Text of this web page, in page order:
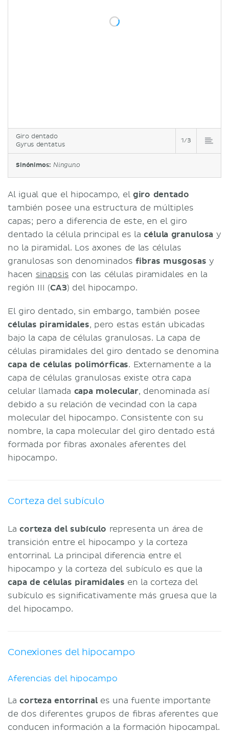
Giro dentado
Gyrus dentatus
1/3
Sinónimos: Ninguno
Al igual que el hipocampo, el giro dentado
también posee una estructura de múltiples
capas; pero a diferencia de este, en el giro
dentado la célula principal es la célula granulosa y
no la piramidal. Los axones de las células
granulosas son denominadosfibras musgosas y
hacen sinapsis con las células piramidales en la
región III (CA3) del hipocampo.
El giro dentado, sin embargo, también posee
células piramidales, pero estas están ubicadas
bajo la capa de células granulosas. La capa de
células piramidales del giro dentado se denomina
capa de células polimórficas. Externamente a la
capa de células granulosas existe otra capa
celular llamada capa molecular, denominada así
debido a su relación de vecindad con la capa
molecular del hipocampo. Consistente con su
nombre, la capa molecular del giro dentado está
formada por fibras axonales aferentes del
hipocampo.
Corteza del subículo
Lacorteza del subículo representa un área de
transición entre el hipocampo y la corteza
entorrinal. La principal diferencia entre el
hipocampo y la corteza del subículo es que la
capa de células piramidales en la corteza del
subículo es significativamente más gruesa que la
del hipocampo.
Conexiones del hipocampo
Aferencias del hipocampo
Lacorteza entorrinales una fuente importante
de dos diferentes grupos de fibras aferentes que
conducen información a la formación hipocampal.